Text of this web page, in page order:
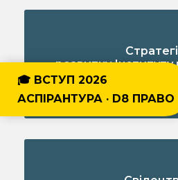
розвитку
🎓 ВСТУП 2026
АСПІРАНТУРА · D8 ПРАВО